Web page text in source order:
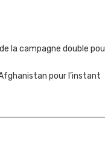
la campagne double
pour l’instant